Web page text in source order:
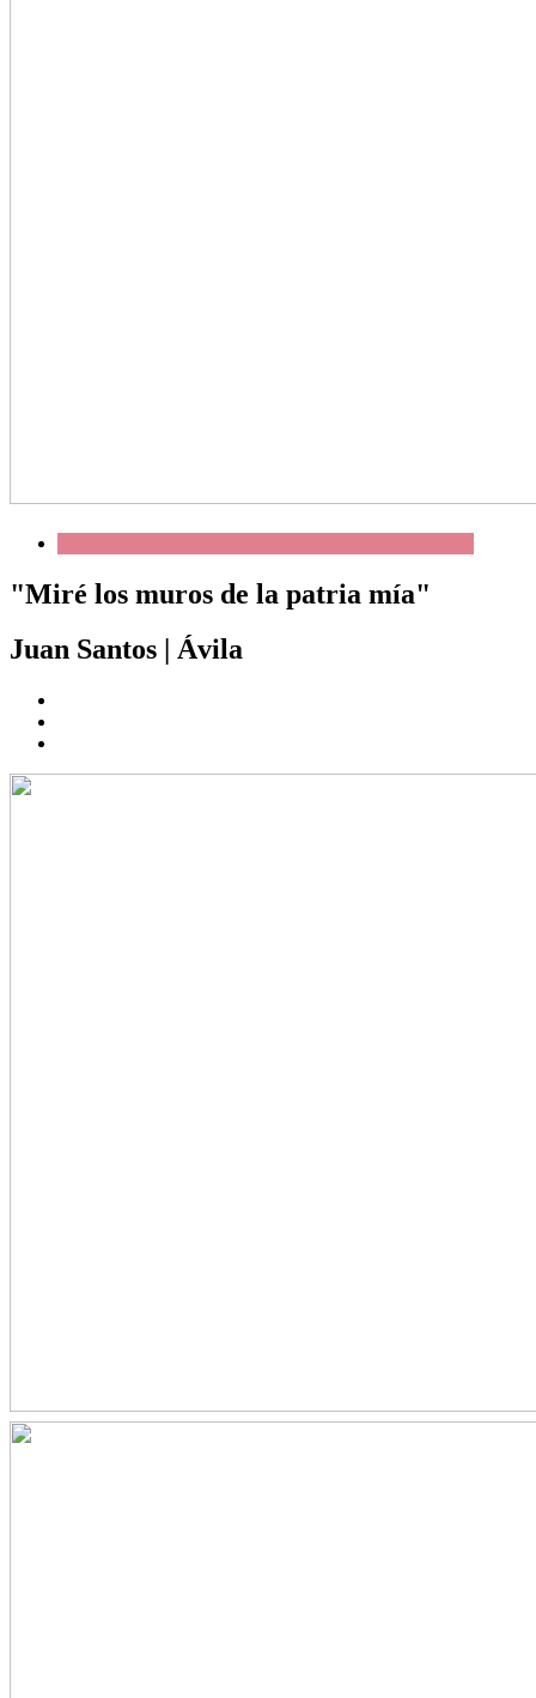
"Miré los muros de la patria mía"
Juan Santos
Ávila